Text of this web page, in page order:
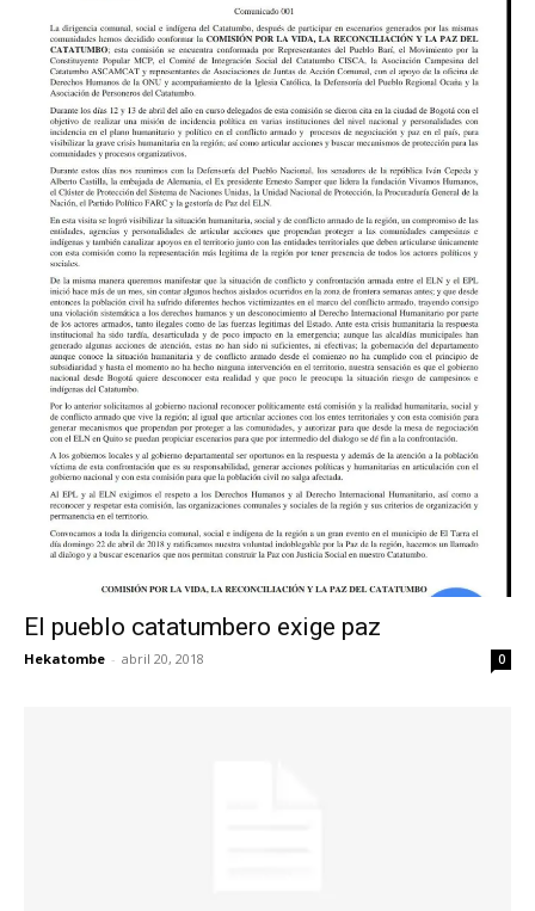
El pueblo catatumbero exige paz
Hekatombe - abril 20, 2018 0